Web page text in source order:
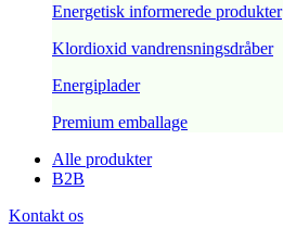
Energetisk informerede produkter
Klordioxid vandrensningsdråber
Energiplader
Premium emballage
Alle produkter
B2B
Kontakt os